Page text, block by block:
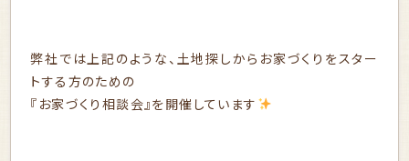
弊社では上記のような、土地探しからお家づくりをスター
トする方のための
『お家づくり相談会』を開催しています